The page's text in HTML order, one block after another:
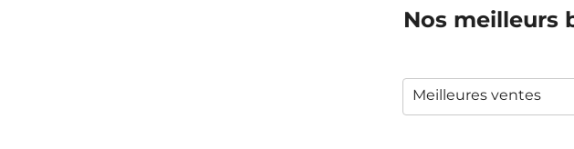
Nos meilleurs